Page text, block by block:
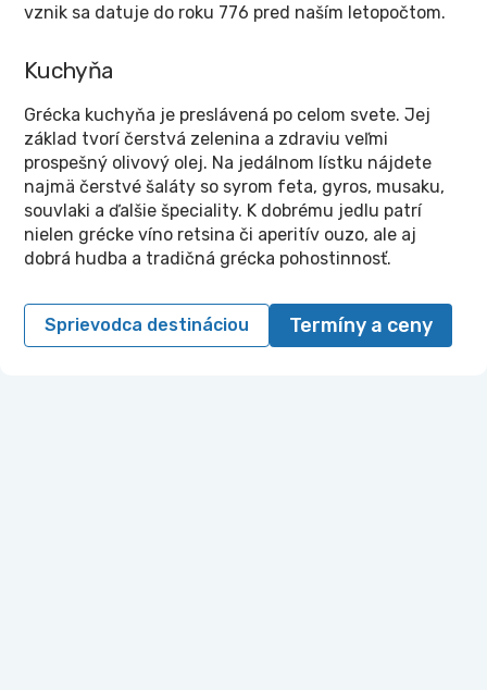
vznik sa datuje do roku 776 pred naším letopočtom.
Kuchyňa
Grécka kuchyňa je preslávená po celom svete. Jej
základ tvorí čerstvá zelenina a zdraviu veľmi
prospešný olivový olej. Na jedálnom lístku nájdete
najmä čerstvé šaláty so syrom feta, gyros, musaku,
souvlaki a ďalšie špeciality. K dobrému jedlu patrí
nielen grécke víno retsina či aperitív ouzo, ale aj
dobrá hudba a tradičná grécka pohostinnosť.
Sprievodca destináciou Termíny a ceny